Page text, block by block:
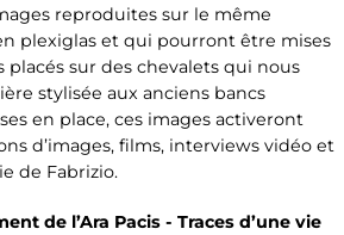
reproduites sur le même
plexiglas et qui pourront être mises
placés sur des chevalets qui nous
stylisée aux anciens bancs
en place, ces images activeront
d’images, films, interviews vidéo et
de Fabrizio.
de l’Ara Pacis - Traces d’une vie